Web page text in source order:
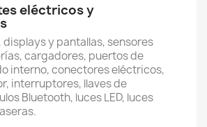
eléctricos y
y pantallas, sensores
cargadores, puertos de
interno, conectores eléctricos,
interruptores, llaves de
Bluetooth, luces LED, luces